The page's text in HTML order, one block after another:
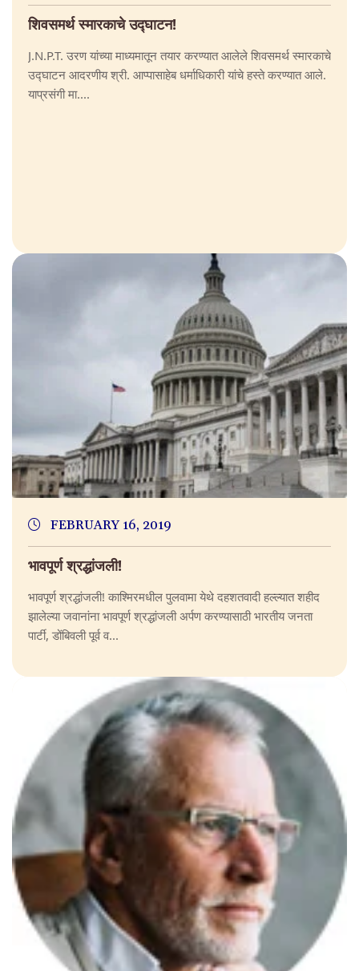
शिवसमर्थ स्मारकाचे उद्घाटन!
J.N.P.T. उरण यांच्या माध्यमातून तयार करण्यात आलेले शिवसमर्थ स्मारकाचे
उद्घाटन आदरणीय श्री. आप्पासाहेब धर्माधिकारी यांचे हस्ते करण्यात आले.
याप्रसंगी मा....
FEBRUARY 16, 2019
भावपूर्ण श्रद्धांजली!
भावपूर्ण श्रद्धांजली! काश्मिरमधील पुलवामा येथे दहशतवादी हल्ल्यात शहीद
झालेल्या जवानांना भावपूर्ण श्रद्धांजली अर्पण करण्यासाठी भारतीय जनता
पार्टी, डोंबिवली पूर्व व...